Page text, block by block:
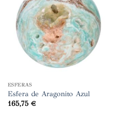
ESFERAS
Esfera de Aragonito Azul
165,75 €